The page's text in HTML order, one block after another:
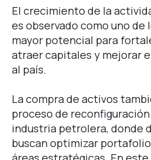
El crecimiento de la
es observado como uno
mayor potencial para
atraer capitales y mejorar
al país.
La compra de activos
proceso de
industria petrolera, donde
buscan optimizar